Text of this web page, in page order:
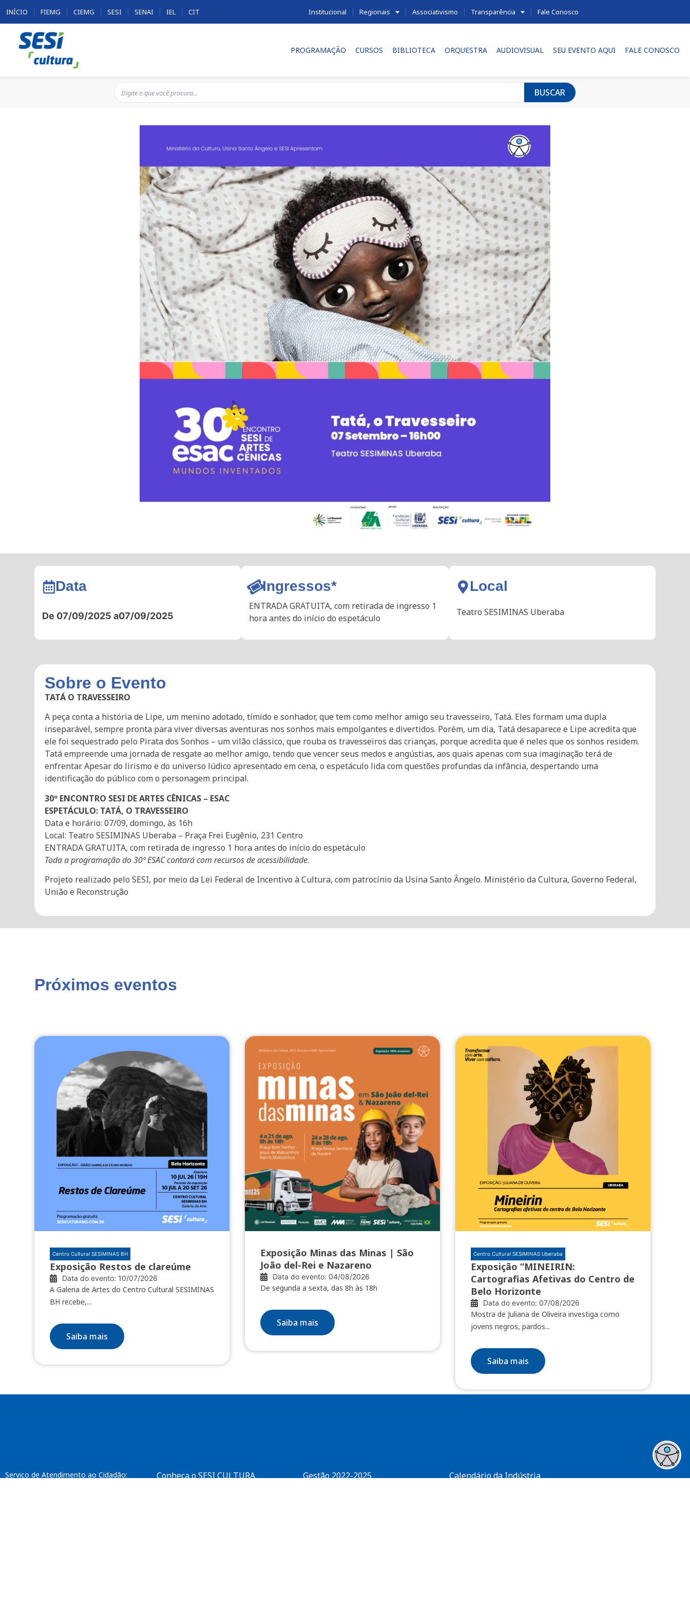
INÍCIO FIEMG CIEMG SESI SENAI IEL CIT Institucional Regionais Associativismo Transparência Fale Conosco
PROGRAMAÇÃO CURSOS BIBLIOTECA ORQUESTRA AUDIOVISUAL SEU EVENTO AQUI FALE CONOSCO
BUSCAR
Data
De 07/09/2025 a07/09/2025
Ingressos*
ENTRADA GRATUITA, com retirada de ingresso 1
hora antes do início do espetáculo
Local
Teatro SESIMINAS Uberaba
Sobre o Evento
TATÁ O TRAVESSEIRO
A peça conta a história de Lipe, um menino adotado, tímido e sonhador, que tem como melhor amigo seu travesseiro, Tatá. Eles formam uma dupla
inseparável, sempre pronta para viver diversas aventuras nos sonhos mais empolgantes e divertidos. Porém, um dia, Tatá desaparece e Lipe acredita que
ele foi sequestrado pelo Pirata dos Sonhos – um vilão clássico, que rouba os travesseiros das crianças, porque acredita que é neles que os sonhos residem.
Tatá empreende uma jornada de resgate ao melhor amigo, tendo que vencer seus medos e angústias, aos quais apenas com sua imaginação terá de
enfrentar. Apesar do lirismo e do universo lúdico apresentado em cena, o espetáculo lida com questões profundas da infância, despertando uma
identificação do público com o personagem principal.
30º ENCONTRO SESI DE ARTES CÊNICAS – ESAC
ESPETÁCULO: TATÁ, O TRAVESSEIRO
Data e horário: 07/09, domingo, às 16h
Local: Teatro SESIMINAS Uberaba – Praça Frei Eugênio, 231 Centro
ENTRADA GRATUITA, com retirada de ingresso 1 hora antes do início do espetáculo
Toda a programação do 30º ESAC contará com recursos de acessibilidade.
Projeto realizado pelo SESI, por meio da Lei Federal de Incentivo à Cultura, com patrocínio da Usina Santo Ângelo. Ministério da Cultura, Governo Federal,
União e Reconstrução
Próximos eventos
Centro Cultural SESIMINAS BH
Exposição Restos de clareúme
Data do evento: 10/07/2026
A Galeria de Artes do Centro Cultural SESIMINAS
BH recebe,...
Saiba mais
Exposição Minas das Minas | São
João del-Rei e Nazareno
Data do evento: 04/08/2026
De segunda a sexta, das 8h às 18h
Saiba mais
Centro Cultural SESIMINAS Uberaba
Exposição “MINEIRIN:
Cartografias Afetivas do Centro de
Belo Horizonte
Data do evento: 07/08/2026
Mostra de Juliana de Oliveira investiga como
jovens negros, pardos...
Saiba mais
Serviço de Atendimento ao Cidadão:
Conheça o SESI CULTURA
Gestão 2022-2025
Calendário da Indústria